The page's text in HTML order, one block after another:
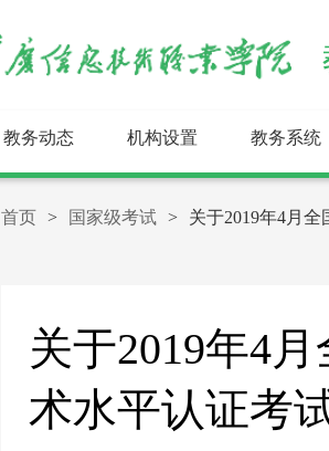
教务动态 机构设置 教务系统
首页 > 国家级考试 > 关于2019年4月
关于2019年4
术水平认证考